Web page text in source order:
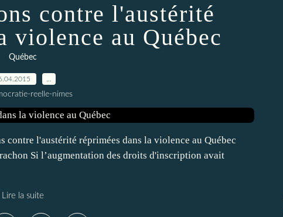
contre l'austérité
violence au Québec
Québec
reelle-nimes
l'austérité réprimées dans la violence au Québec
Si l’augmentation des droits d'inscription avait
Lire la suite